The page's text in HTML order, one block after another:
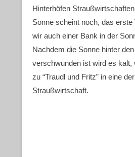
Hinterhöfen
Sonne scheint noch, das erste
wir auch einer Bank in der
Nachdem die Sonne hinter
verschwunden ist wird es kalt,
zu “Traudl und Fritz” in eine
Straußwirtschaft.